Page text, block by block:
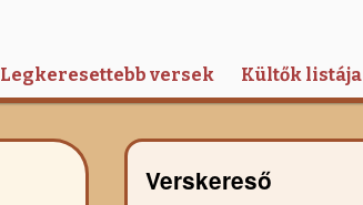
Legkeresettebb versek Kültők listája
Verskereső